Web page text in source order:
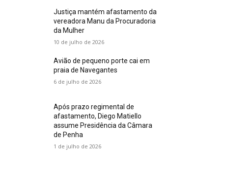
Justiça mantém afastamento da
vereadora Manu da Procuradoria
da Mulher
10 de julho de 2026
Avião de pequeno porte cai em
praia de Navegantes
6 de julho de 2026
Após prazo regimental de
afastamento, Diego Matiello
assume Presidência da Câmara
de Penha
1 de julho de 2026